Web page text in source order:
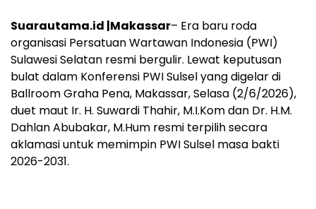
Suarautama.id |Makassar– Era baru roda
organisasi Persatuan Wartawan Indonesia (PWI)
Sulawesi Selatan resmi bergulir. Lewat keputusan
bulat dalam Konferensi PWI Sulsel yang digelar di
Ballroom Graha Pena, Makassar, Selasa (2/6/2026),
duet maut Ir. H. Suwardi Thahir, M.I.Kom dan Dr. H.M.
Dahlan Abubakar, M.Hum resmi terpilih secara
aklamasi untuk memimpin PWI Sulsel masa bakti
2026-2031.